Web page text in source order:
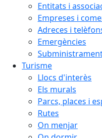
Entitats i
Empreses i
Adreces i
Emergències
Turisme
Llocs d'interès
Els murals
Parcs, places i
Rutes
On menjar